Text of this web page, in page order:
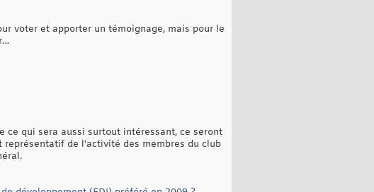
voter et apporter un témoignage, mais pour le
ce qui sera aussi surtout intéressant, ce seront
de l'activité des membres du club